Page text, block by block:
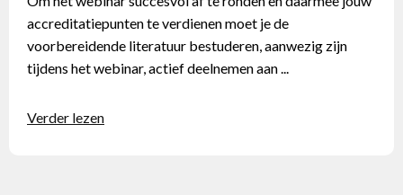
accreditatiepunten te verdienen moet je de
voorbereidende literatuur bestuderen, aanwezig zijn
tijdens het webinar, actief deelnemen aan ...
Verder lezen